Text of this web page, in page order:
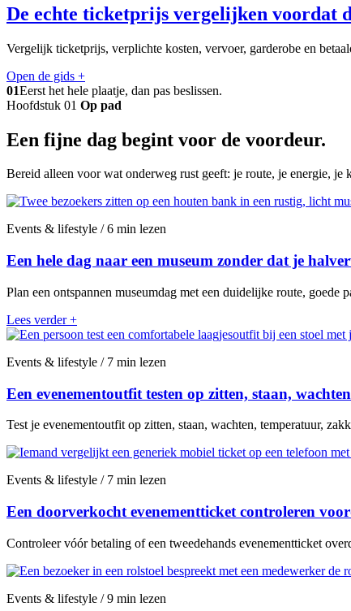
De echte ticketprijs vergelijken voordat
Vergelijk ticketprijs, verplichte kosten, vervoer, garderobe en
Open de gids +
01Eerst het hele plaatje, dan pas beslissen.
Hoofdstuk 01 Op pad
Een fijne dag begint voor de voordeur.
Bereid alleen voor wat onderweg rust geeft: je route, je energie, je
Events & lifestyle / 6 min lezen
Een hele dag naar een museum zonder dat je
Plan een ontspannen museumdag met een duidelijke route, goede
Lees verder+
Events & lifestyle / 7 min lezen
Een evenementoutfit testen op zitten, staan,
Test je evenementoutfit op zitten, staan, wachten, temperatuur,
Events & lifestyle / 7 min lezen
Een doorverkocht evenementticket controleren
Controleer vóór betaling of een tweedehands evenementticket
Events & lifestyle / 9 min lezen